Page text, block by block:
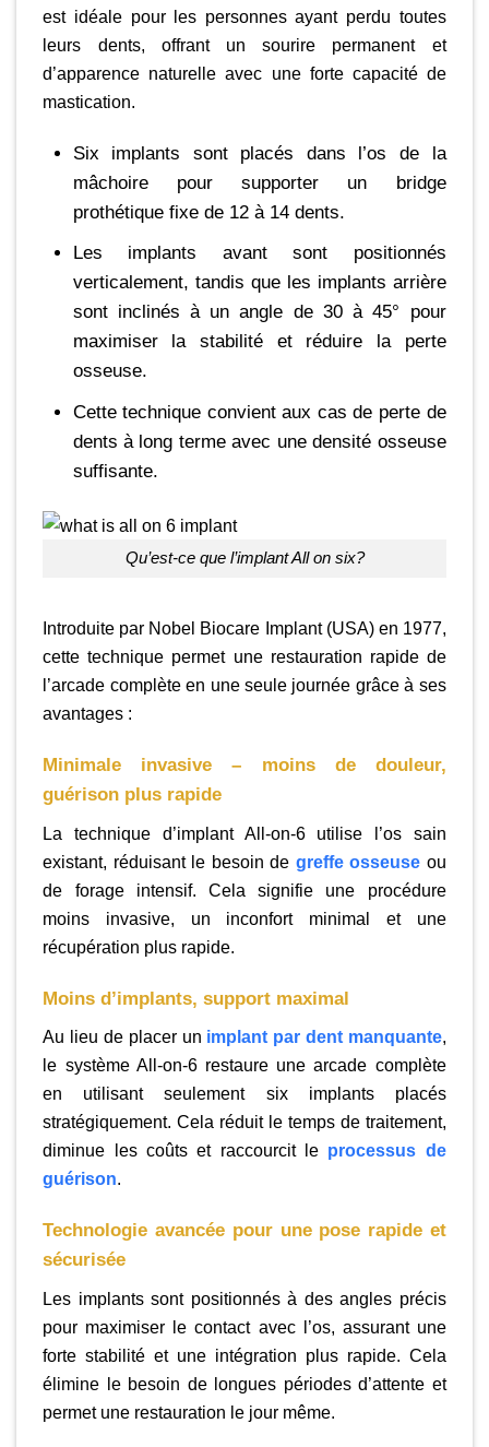
est idéale pour les personnes ayant perdu toutes
leurs dents, offrant un sourire permanent et
d’apparence naturelle avec une forte capacité de
mastication.
Six implants sont placés dans l’os de la
mâchoire pour supporter un bridge
prothétique fixe de 12 à 14 dents.
Les implants avant sont positionnés
verticalement, tandis que les implants arrière
sont inclinés à un angle de 30 à 45° pour
maximiser la stabilité et réduire la perte
osseuse.
Cette technique convient aux cas de perte de
dents à long terme avec une densité osseuse
suffisante.
Qu’est-ce que l’implant All on six?
Introduite par Nobel Biocare Implant (USA) en 1977,
cette technique permet une restauration rapide de
l’arcade complète en une seule journée grâce à ses
avantages :
Minimale invasive – moins de douleur,
guérison plus rapide
La technique d’implant All-on-6 utilise l’os sain
existant, réduisant le besoin de greffe osseuse ou
de forage intensif. Cela signifie une procédure
moins invasive, un inconfort minimal et une
récupération plus rapide.
Moins d’implants, support maximal
Au lieu de placer un implant par dent manquante,
le système All-on-6 restaure une arcade complète
en utilisant seulement six implants placés
stratégiquement. Cela réduit le temps de traitement,
diminue les coûts et raccourcit le processus de
guérison.
Technologie avancée pour une pose rapide et
sécurisée
Les implants sont positionnés à des angles précis
pour maximiser le contact avec l’os, assurant une
forte stabilité et une intégration plus rapide. Cela
élimine le besoin de longues périodes d’attente et
permet une restauration le jour même.